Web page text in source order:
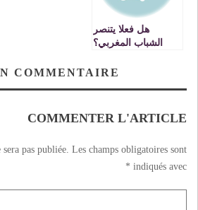
هل فعلا يتنصر
الشباب المغربي؟
COMMENTAIRE
COMMENTER L'ARTICLE
pas publiée. Les champs obligatoires sont
indiqués avec
*